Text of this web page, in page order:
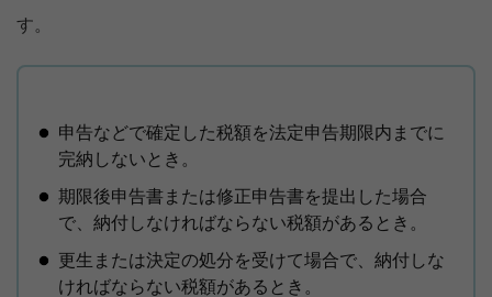
す。
申告などで確定した税額を法定申告期限内までに
完納しないとき。
期限後申告書または修正申告書を提出した場合
で、納付しなければならない税額があるとき。
更生または決定の処分を受けて場合で、納付しな
ければならない税額があるとき。